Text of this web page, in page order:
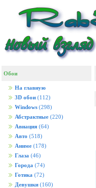
Обои
На главную
3D обои (112)
Windows (298)
Абстрактные (220)
Авиация (64)
Авто (518)
Аниме (178)
Глаза (46)
Города (74)
Готика (72)
Девушки (160)